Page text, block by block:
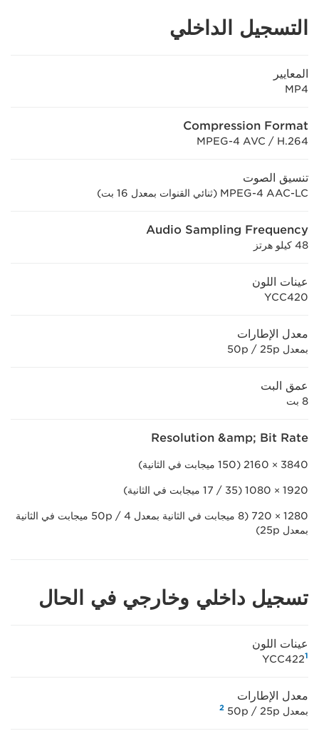
التسجيل الداخلي
المعايير
MP4
Compression Format
MPEG-4 AVC / H.264
تنسيق الصوت
MPEG-4 AAC-LC (‏ثنائي القنوات بمعدل 16 بت)
Audio Sampling Frequency
48 كيلو هرتز
عينات اللون
YCC420
معدل الإطارات
بمعدل 50p / 25p
عمق البت
8 بت
Resolution &amp; Bit Rate
3840 × 2160 (150 ميجابت في الثانية)
1920 × 1080 (35 / 17 ميجابت في الثانية)
1280 × 720 (8 ميجابت في الثانية بمعدل 50p / 4 ميجابت في الثانية
بمعدل 25p)
تسجيل داخلي وخارجي في الحال
عينات اللون
YCC4221
معدل الإطارات
بمعدل 50p / 25p ‏ 2